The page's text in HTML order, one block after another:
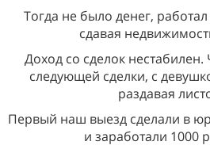
Тогда не было денег,
сдавая
Доход со сделок
следующей сделки, с
раздавая
Первый наш выезд сделали в
и заработали 1000